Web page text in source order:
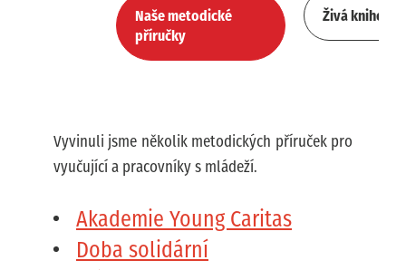
Naše metodické
příručky
Živá
Vyvinuli jsme několik metodických příruček pro
vyučující a pracovníky s mládeží.
Akademie Young Caritas
Doba solidární